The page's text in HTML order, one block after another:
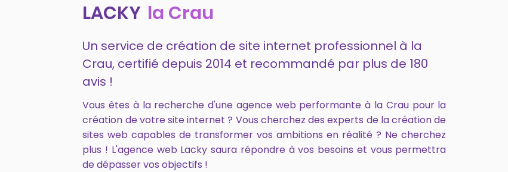
LACKY la Crau
Un service de création de site internet professionnel à la
Crau, certifié depuis 2014 et recommandé par plus de 180
avis !
Vous êtes à la recherche d'une agence web performante à la Crau pour la
création de votre site internet ? Vous cherchez des experts de la création de
sites web capables de transformer vos ambitions en réalité ? Ne cherchez
plus ! L'agence web Lacky saura répondre à vos besoins et vous permettra
de dépasser vos objectifs !